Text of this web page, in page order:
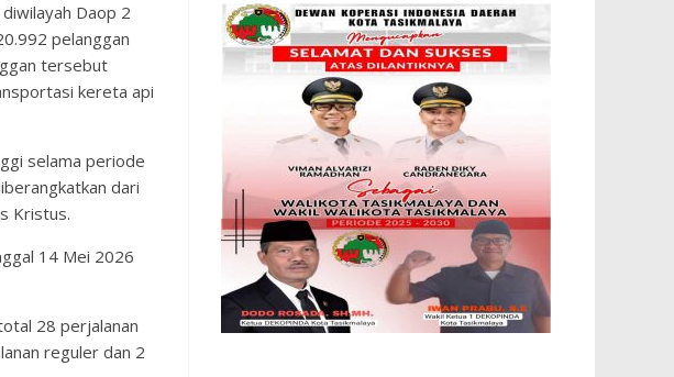
Daop 2
pelanggan
tersebut
kereta api
selama periode
dari
Kristus.
14 Mei 2026
28 perjalanan
reguler dan 2